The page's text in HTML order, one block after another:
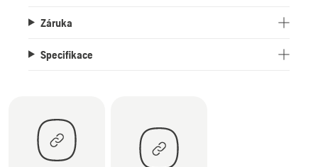
Záruka
Specifikace